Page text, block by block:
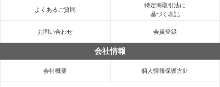
よくあるご質問
特定商取引法に
基づく表記
お問い合わせ 会員登録
会社情報
会社概要 個人情報保護方針